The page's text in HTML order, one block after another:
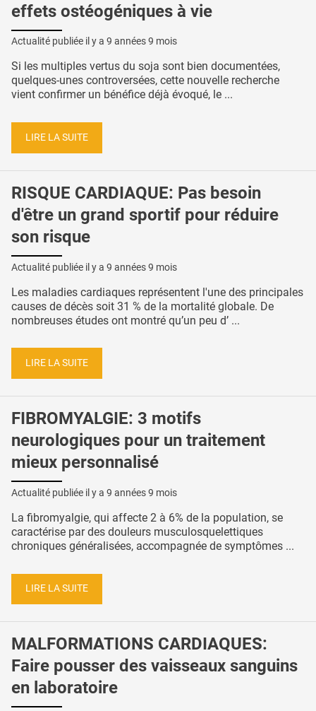
effets ostéogéniques à vie
Actualité publiée il y a 9 années 9 mois
Si les multiples vertus du soja sont bien documentées,
quelques-unes controversées, cette nouvelle recherche
vient confirmer un bénéfice déjà évoqué, le ...
LIRE LA SUITE
RISQUE CARDIAQUE: Pas besoin
d'être un grand sportif pour réduire
son risque
Actualité publiée il y a 9 années 9 mois
Les maladies cardiaques représentent l'une des principales
causes de décès soit 31 % de la mortalité globale. De
nombreuses études ont montré qu’un peu d’ ...
LIRE LA SUITE
FIBROMYALGIE: 3 motifs
neurologiques pour un traitement
mieux personnalisé
Actualité publiée il y a 9 années 9 mois
La fibromyalgie, qui affecte 2 à 6% de la population, se
caractérise par des douleurs musculosquelettiques
chroniques généralisées, accompagnée de symptômes ...
LIRE LA SUITE
MALFORMATIONS CARDIAQUES:
Faire pousser des vaisseaux sanguins
en laboratoire